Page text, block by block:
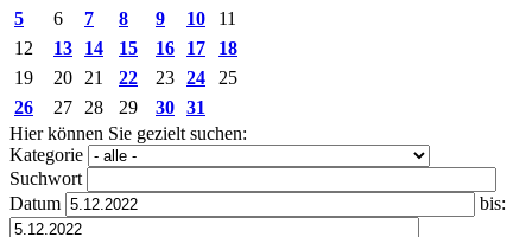
5
6 7 8 9 10
11
12
13 14 15 16 17
18
19
20 21 22 23 24
25
26
27 28 29 30 31
Hier können Sie gezielt suchen:
Kategorie
Suchwort
Datum
bis: